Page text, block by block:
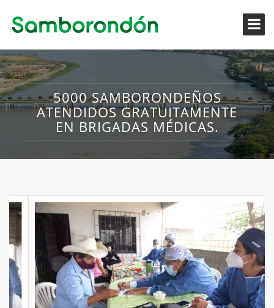
5000 SAMBORONDEÑOS
ATENDIDOS GRATUITAMENTE
EN BRIGADAS MÉDICAS.